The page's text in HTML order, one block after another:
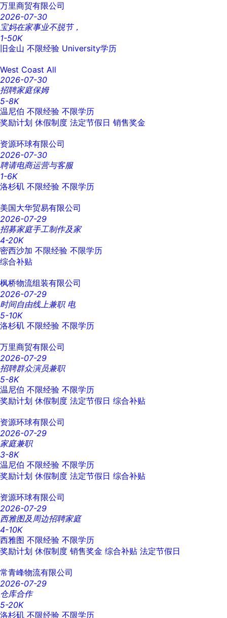
万里商贸有限公司
2026-07-30
宝妈在家事业不脱节，
1-50K
旧金山 不限经验 University学历
West Coast All
2026-07-30
招聘家庭保姆
5-8K
温尼伯 不限经验 不限学历
奖励计划 休假制度 法定节假日 销售奖金
资源环球有限公司
2026-07-30
聘请电商运营与客服
1-6K
洛杉矶 不限经验 不限学历
美国大华贸易有限公司
2026-07-29
招募家庭手工制作及家
4-20K
密西沙加 不限经验 不限学历
综合补贴
枫桥物流组装有限公司
2026-07-29
时间自由线上兼职 电
5-10K
洛杉矶 不限经验 不限学历
万里商贸有限公司
2026-07-29
招聘群众演员兼职
5-8K
温尼伯 不限经验 不限学历
奖励计划 休假制度 法定节假日 综合补贴
资源环球有限公司
2026-07-29
家庭兼职
3-8K
温尼伯 不限经验 不限学历
奖励计划 休假制度 法定节假日 综合补贴
资源环球有限公司
2026-07-29
西雅图及周边招聘家庭
4-10K
西雅图 不限经验 不限学历
奖励计划 休假制度 销售奖金 综合补贴 法定节假日
常青峰物流有限公司
2026-07-29
仓库合作
5-20K
洛杉矶 不限经验 不限学历